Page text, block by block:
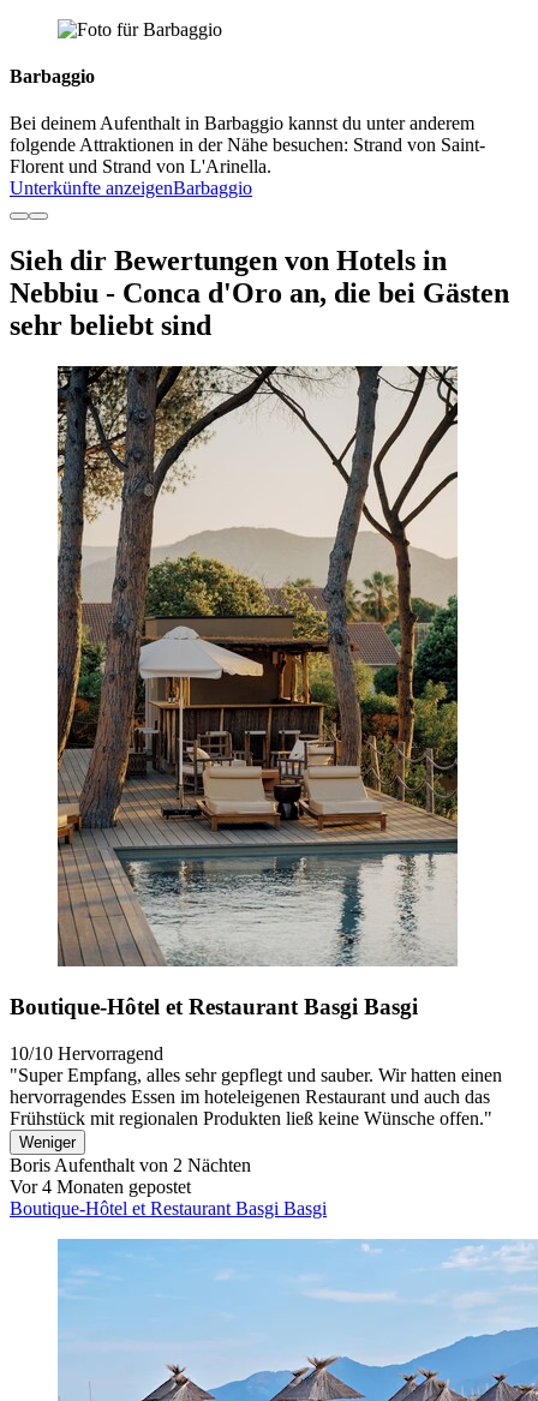
Barbaggio
Bei deinem Aufenthalt in Barbaggio kannst du unter anderem
folgende Attraktionen in der Nähe besuchen: Strand von Saint-
Florent und Strand von L'Arinella.
Unterkünfte anzeigenBarbaggio
Sieh dir Bewertungen von Hotels in
Nebbiu - Conca d'Oro an, die bei Gästen
sehr beliebt sind
Boutique-Hôtel et Restaurant Basgi Basgi
10/10 Hervorragend
"Super Empfang, alles sehr gepflegt und sauber. Wir hatten einen
hervorragendes Essen im hoteleigenen Restaurant und auch das
Frühstück mit regionalen Produkten ließ keine Wünsche offen."
Weniger
Boris Aufenthalt von 2 Nächten
Vor 4 Monaten gepostet
Boutique-Hôtel et Restaurant Basgi Basgi